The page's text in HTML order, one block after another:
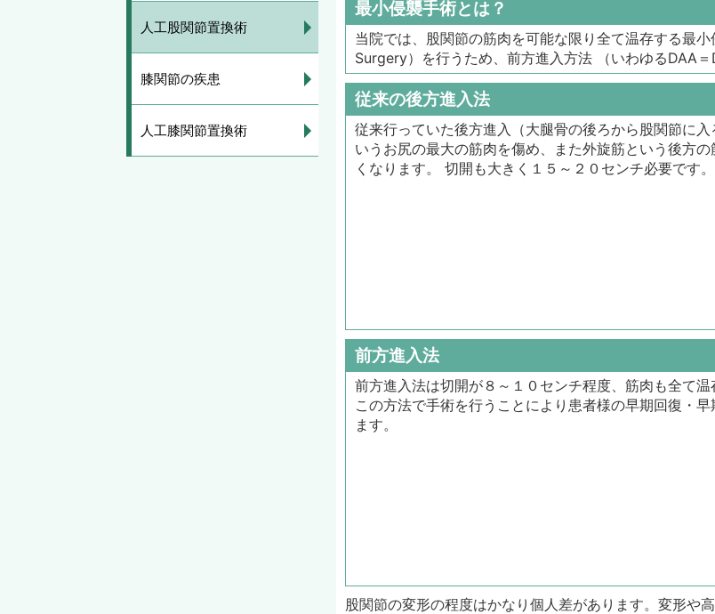
最小侵襲手術とは？
当院では、股関節の筋肉を可能な限り全て温存する最
Surgery）を行うため、前方進入方法 （いわゆる
従来の後方進入法
従来行っていた後方進入（大腿骨の後ろから股関節に
いうお尻の最大の筋肉を傷め、また外旋筋という後方
くなります。 切開も大きく１５～２０センチ必要です。
前方進入法
前方進入法は切開が８～１０センチ程度、筋肉も全て温
この方法で手術を行うことにより患者様の早期回復・
ます。
股関節の変形の程度はかなり個人差があります。変形や
人工股関節置換術
膝関節の疾患
人工膝関節置換術